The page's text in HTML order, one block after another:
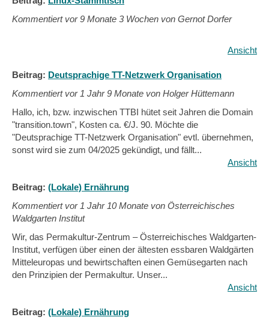
Kommentiert vor9 Monate 3 Wochen von Gernot Dorfer
Ansicht
Beitrag: Deutsprachige TT-Netzwerk Organisation
Kommentiert vor 1 Jahr 9 Monate von Holger Hüttemann
Hallo, ich, bzw. inzwischen TTBI hütet seit Jahren die Domain
"transition.town", Kosten ca. €/J. 90. Möchte die
"Deutsprachige TT-Netzwerk Organisation" evtl. übernehmen,
sonst wird sie zum 04/2025 gekündigt, und fällt...
Ansicht
Beitrag: (Lokale) Ernährung
Kommentiert vor 1 Jahr 10 Monate von Österreichisches
Waldgarten Institut
Wir, das Permakultur-Zentrum – Österreichisches Waldgarten-
Institut, verfügen über einen der ältesten essbaren Waldgärten
Mitteleuropas und bewirtschaften einen Gemüsegarten nach
den Prinzipien der Permakultur. Unser...
Ansicht
Beitrag: (Lokale) Ernährung